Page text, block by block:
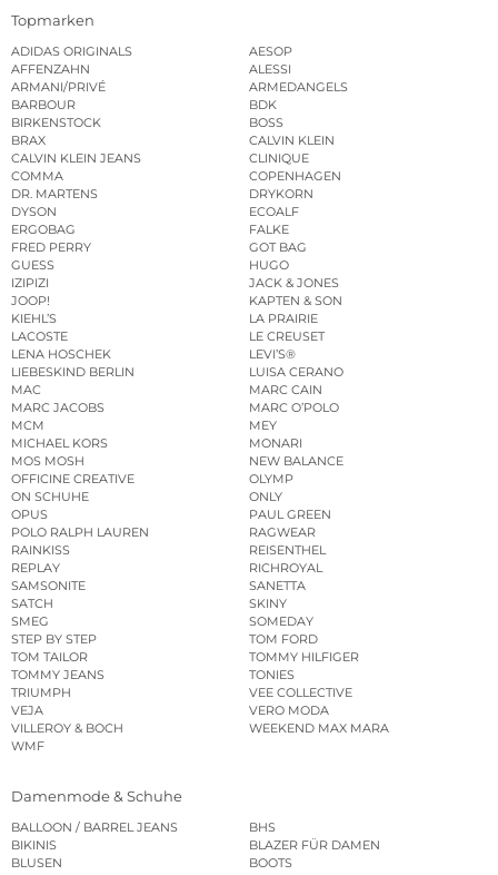
Topmarken
ADIDAS ORIGINALS
AESOP
AFFENZAHN
ALESSI
ARMANI/PRIVÉ
ARMEDANGELS
BARBOUR
BDK
BIRKENSTOCK
BOSS
BRAX
CALVIN KLEIN
CALVIN KLEIN JEANS
CLINIQUE
COMMA
COPENHAGEN
DR. MARTENS
DRYKORN
DYSON
ECOALF
ERGOBAG
FALKE
FRED PERRY
GOT BAG
GUESS
HUGO
IZIPIZI
JACK & JONES
JOOP!
KAPTEN & SON
KIEHL’S
LA PRAIRIE
LACOSTE
LE CREUSET
LENA HOSCHEK
LEVI’S®
LIEBESKIND BERLIN
LUISA CERANO
MAC
MARC CAIN
MARC JACOBS
MARC O’POLO
MCM
MEY
MICHAEL KORS
MONARI
MOS MOSH
NEW BALANCE
OFFICINE CREATIVE
OLYMP
ON SCHUHE
ONLY
OPUS
PAUL GREEN
POLO RALPH LAUREN
RAGWEAR
RAINKISS
REISENTHEL
REPLAY
RICHROYAL
SAMSONITE
SANETTA
SATCH
SKINY
SMEG
SOMEDAY
STEP BY STEP
TOM FORD
TOM TAILOR
TOMMY HILFIGER
TOMMY JEANS
TONIES
TRIUMPH
VEE COLLECTIVE
VEJA
VERO MODA
VILLEROY & BOCH
WEEKEND MAX MARA
WMF
Damenmode & Schuhe
BALLOON / BARREL JEANS
BHS
BIKINIS
BLAZER FÜR DAMEN
BLUSEN
BOOTS